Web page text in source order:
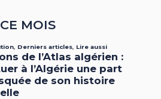
MOIS